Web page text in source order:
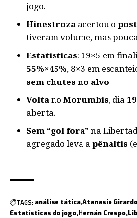
jogo.
Hinestrozaacertou o
tiveram volume, mas
Estatísticas: 19×5 em
55%×45%, 8×3 em
sem chutes no alvo.
Voltano Morumbis, dia
aberta.
Sem “gol fora” na
agregado leva apênaltis
TAGS: análise tática Atanasio
Estatísticas do jogo Hernán Crespo